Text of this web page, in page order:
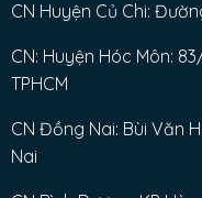
CN Huyện Củ Chi:
CN: Huyện Hóc Môn:
TPHCM
CN Đồng Nai: Bùi Văn
Nai